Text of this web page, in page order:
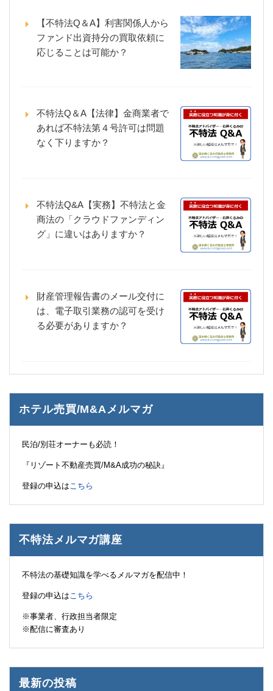
【不特法Q＆A】利害関係人から
ファンド出資持分の買取依頼に
応じることは可能か？
不特法Q＆A【法律】金商業者で
あれば不特法第４号許可は問題
なく下りますか？
不特法Q&A【実務】不特法と金
商法の「クラウドファンディン
グ」に違いはありますか？
財産管理報告書のメール交付に
は、電子取引業務の認可を受け
る必要がありますか？
ホテル売買/M&Aメルマガ
民泊/別荘オーナーも必読！
『リゾート不動産売買/M&A成功の秘訣』
登録の申込はこちら
不特法メルマガ講座
不特法の基礎知識を学べるメルマガを配信中！
登録の申込はこちら
※事業者、行政担当者限定
※配信に審査あり
最新の投稿